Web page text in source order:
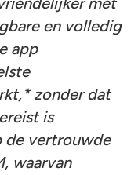
en volledig
app
zonder dat
is
de vertrouwde
waarvan